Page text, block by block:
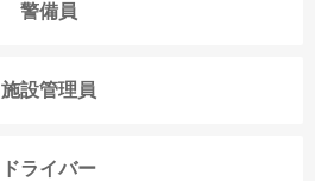
警備員
施設管理員
ドライバー